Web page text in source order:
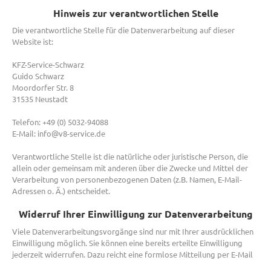
Hinweis zur verantwortlichen Stelle
Die verantwortliche Stelle für die Datenverarbeitung auf dieser
Website ist:
KFZ-Service-Schwarz
Guido Schwarz
Moordorfer Str. 8
31535 Neustadt
Telefon: +49 (0) 5032-94088
E-Mail: info@v8-service.de
Verantwortliche Stelle ist die natürliche oder juristische Person, die
allein oder gemeinsam mit anderen über die Zwecke und Mittel der
Verarbeitung von personenbezogenen Daten (z.B. Namen, E-Mail-
Adressen o. Ä.) entscheidet.
Widerruf Ihrer Einwilligung zur Datenverarbeitung
Viele Datenverarbeitungsvorgänge sind nur mit Ihrer ausdrücklichen
Einwilligung möglich. Sie können eine bereits erteilte Einwilligung
jederzeit widerrufen. Dazu reicht eine formlose Mitteilung per E-Mail